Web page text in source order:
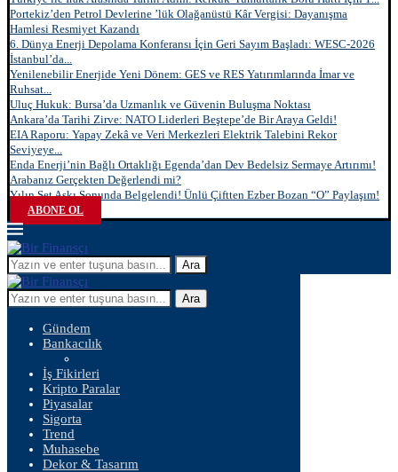
Portekiz’den Petrol Devlerine ’lük Olağanüstü Kâr Vergisi: Dayanışma
Hamlesi Resmiyet Kazandı
6. Dünya Enerji Depolama Konferansı İçin Geri Sayım Başladı: WESC-2026
İstanbul’da...
Yenilenebilir Enerjide Yeni Dönem: GES ve RES Yatırımlarında İmar ve
Ruhsat...
Uluç Hukuk: Bursa’da Uzmanlık ve Güvenin Buluşma Noktası
Ankara’da Tarihi Zirve: NATO Liderleri Beştepe’de Bir Araya Geldi!
EIA Raporu: Yapay Zekâ ve Veri Merkezleri Elektrik Talebini Rekor
Seviyeye...
Enda Enerji’nin Bağlı Ortaklığı Egenda’dan Dev Bedelsiz Sermaye Artırımı!
Arabanız Gerçekten Değerlendi mi?
Yılın Set Aşkı Sonunda Belgelendi! Ünlü Çiftten Ezber Bozan “O” Paylaşım!
ABONE OL
Ara
Ara
Gündem
Bankacılık
İş Fikirleri
Kripto Paralar
Piyasalar
Sigorta
Trend
Muhasebe
Dekor & Tasarım